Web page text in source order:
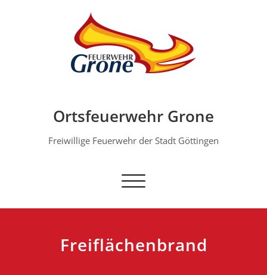
Ortsfeuerwehr Grone
Freiwillige Feuerwehr der Stadt Göttingen
Schalte Navigation
Freiflächenbrand